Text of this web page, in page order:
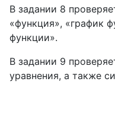
В задании 8
«функция», «график
функции».
В задании 9
уравнения, а также